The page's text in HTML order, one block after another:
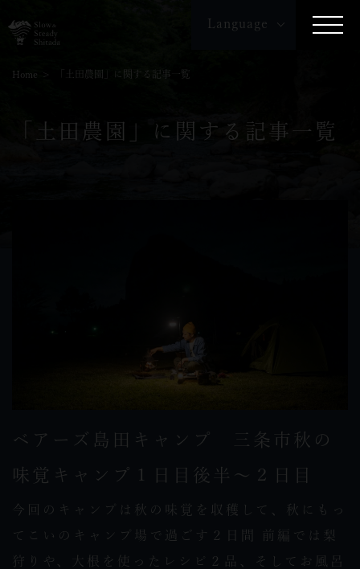
Language
Home 「土田農園」に関する記事一覧
「土田農園」に関する記事一覧
ベアーズ島田キャンプ 三条市秋の
味覚キャンプ１日目後半～２日目
今回のキャンプは秋の味覚を収穫して、秋にもっ
てこいのキャンプ場で過ごす２日間 前編では梨
狩りや、大根を使ったレシピ２品、そしてお風呂